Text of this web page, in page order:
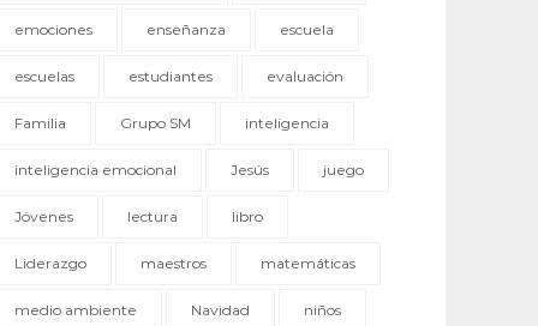
emociones enseñanza escuela
escuelas estudiantes evaluación
Familia Grupo SM inteligencia
inteligencia emocional Jesús juego
Jóvenes lectura libro
Liderazgo maestros matemáticas
medio ambiente Navidad niños